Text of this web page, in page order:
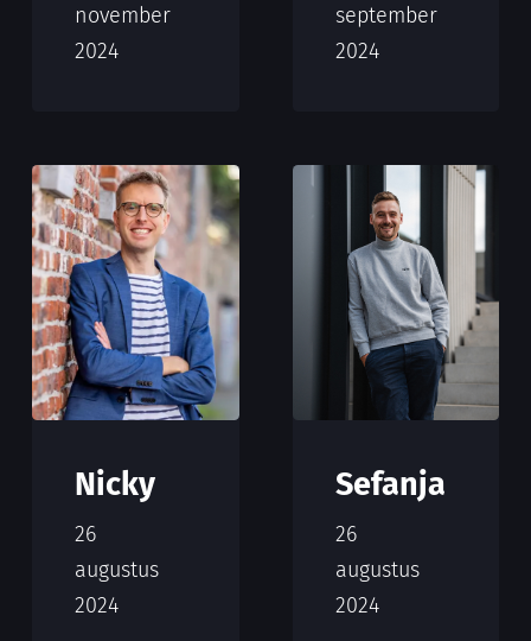
november
2024
september
2024
Nicky
26
augustus
2024
Sefanja
26
augustus
2024